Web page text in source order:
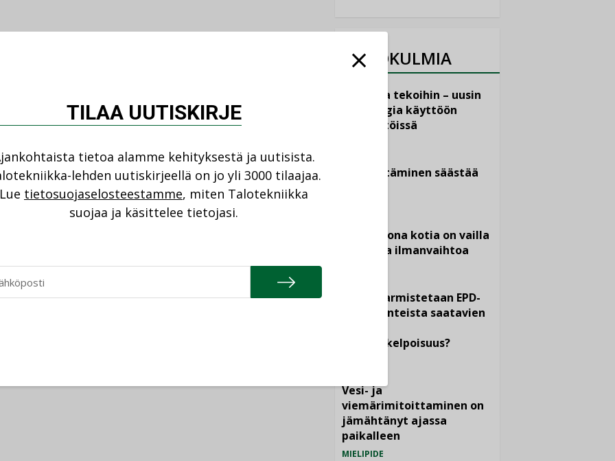
NÄKÖKULMIA
Puheista tekoihin – uusin
teknologia käyttöön
kiinteistöissä
Sähköistäminen säästää
Yli miljoona kotia on vailla
toimivaa ilmanvaihtoa
Miten varmistetaan EPD-
dokumenteista saatavien
vertailukelpoisuus?
Vesi- ja
viemärimitoittaminen on
jämähtänyt ajassa
paikalleen
MIELIPIDE
TILAA UUTISKIRJE
tietoa alamme kehityksestä ja uutisista.
lehden uutiskirjeellä on jo yli 3000 tilaajaa.
Lue tietosuojaselosteestamme, miten Talotekniikka
suojaa ja käsittelee tietojasi.